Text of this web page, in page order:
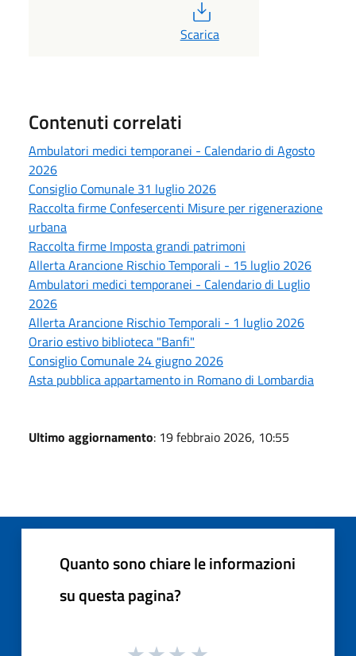
Scarica
Contenuti correlati
Ambulatori medici temporanei - Calendario di Agosto
2026
Consiglio Comunale 31 luglio 2026
Raccolta firme Confesercenti Misure per rigenerazione
urbana
Raccolta firme Imposta grandi patrimoni
Allerta Arancione Rischio Temporali - 15 luglio 2026
Ambulatori medici temporanei - Calendario di Luglio
2026
Allerta Arancione Rischio Temporali - 1 luglio 2026
Orario estivo biblioteca "Banfi"
Consiglio Comunale 24 giugno 2026
Asta pubblica appartamento in Romano di Lombardia
Ultimo aggiornamento: 19 febbraio 2026, 10:55
Quanto sono chiare le informazioni
su questa pagina?